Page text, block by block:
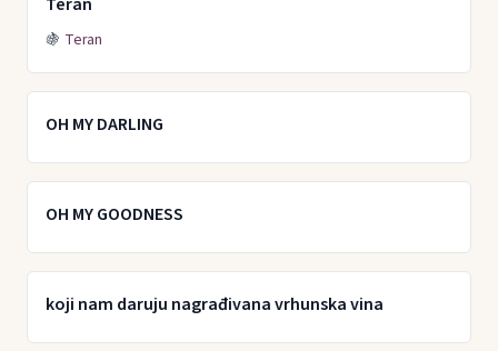
Teran
🍇 Teran
OH MY DARLING
OH MY GOODNESS
koji nam daruju nagrađivana vrhunska vina